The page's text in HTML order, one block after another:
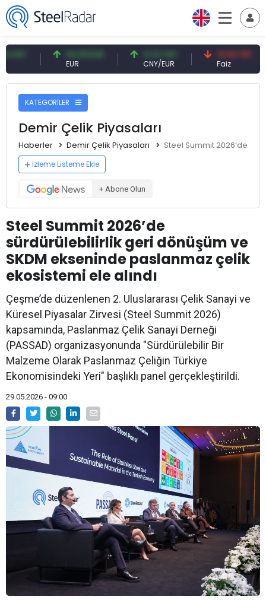
54,93 EUR
EUR
0,13 CNY
CNY/EUR
41,53 TRY
Faiz
KATEGORİLER
Demir Çelik Piyasaları
Haberler Demir Çelik Piyasaları Steel Summit 2026’de
İzleme Listeme Ekle
+ Abone Olun
Steel Summit 2026’de
sürdürülebilirlik geri dönüşüm ve
SKDM ekseninde paslanmaz çelik
ekosistemi ele alındı
Çeşme’de düzenlenen 2. Uluslararası Çelik Sanayi ve
Küresel Piyasalar Zirvesi (Steel Summit 2026)
kapsamında, Paslanmaz Çelik Sanayi Derneği
(PASSAD) organizasyonunda "Sürdürülebilir Bir
Malzeme Olarak Paslanmaz Çeliğin Türkiye
Ekonomisindeki Yeri" başlıklı panel gerçekleştirildi.
29.05.2026 - 09:00